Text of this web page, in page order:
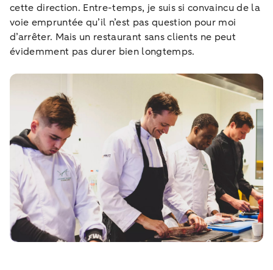
cette direction. Entre-temps, je suis si convaincu de la
voie empruntée qu’il n’est pas question pour moi
d’arrêter. Mais un restaurant sans clients ne peut
évidemment pas durer bien longtemps.